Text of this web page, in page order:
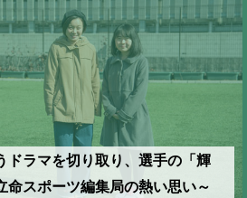
ドラマを切り取り、選手の「輝
命スポーツ編集局の熱い思い～